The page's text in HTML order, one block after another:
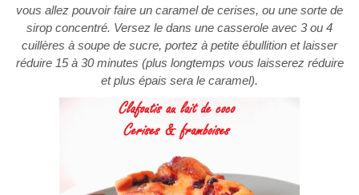
vous allez pouvoir faire un caramel de cerises, ou une sorte de
sirop concentré. Versez le dans une casserole avec 3 ou 4
cuillères à soupe de sucre, portez à petite ébullition et laisser
réduire 15 à 30 minutes (plus longtemps vous laisserez réduire
et plus épais sera le caramel).